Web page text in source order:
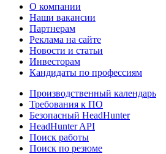
О компании
Наши вакансии
Партнерам
Реклама на сайте
Новости и статьи
Инвесторам
Кандидаты по профессиям
Производственный календарь
Требования к ПО
Безопасный HeadHunter
HeadHunter API
Поиск работы
Поиск по резюме